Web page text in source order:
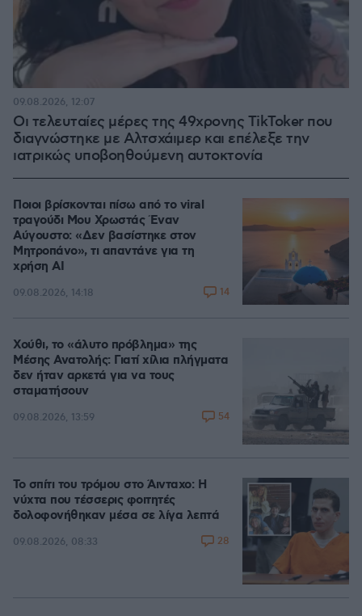
Οι τελευταίες μέρες της 49χρονης TikToker που
διαγνώστηκε με Αλτσχάιμερ και επέλεξε την
ιατρικώς υποβοηθούμενη αυτοκτονία
09.08.2026, 12:07
Ποιοι βρίσκονται πίσω από το viral
τραγούδι Μου Χρωστάς Έναν
Αύγουστο: «Δεν βασίστηκε στον
Μητροπάνο», τι απαντάνε για τη
χρήση AI
09.08.2026, 14:18 14
Χούθι, το «άλυτο πρόβλημα» της
Μέσης Ανατολής: Γιατί χίλια πλήγματα
δεν ήταν αρκετά για να τους
σταματήσουν
09.08.2026, 13:59 54
Το σπίτι του τρόμου στο Άινταχο: Η
νύχτα που τέσσερις φοιτητές
δολοφονήθηκαν μέσα σε λίγα λεπτά
09.08.2026, 08:33 28